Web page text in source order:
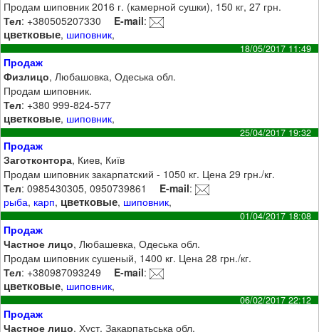
Продам шиповник 2016 г. (камерной сушки), 150 кг, 27 грн.
Тел: +380505207330 E-mail:
цветковые, шиповник,
18/05/2017 11:49
Продаж
Физлицо, Любашовка, Одеська обл.
Продам шиповник.
Тел: +380 999-824-577
цветковые, шиповник,
25/04/2017 19:32
Продаж
Заготконтора, Киев, Київ
Продам шиповник закарпатский - 1050 кг. Цена 29 грн./кг.
Тел: 0985430305, 0950739861 E-mail:
рыба, карп, цветковые, шиповник,
01/04/2017 18:08
Продаж
Частное лицо, Любашевка, Одеська обл.
Продам шиповник сушеный, 1400 кг. Цена 28 грн./кг.
Тел: +380987093249 E-mail:
цветковые, шиповник,
06/02/2017 22:12
Продаж
Частное лицо, Хуст, Закарпатьська обл.